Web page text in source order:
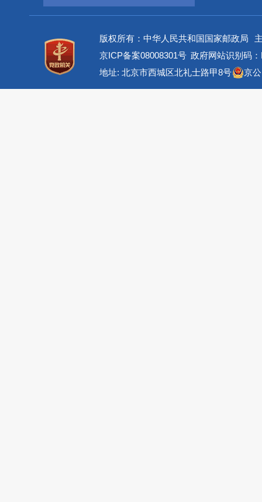
版权所有：中华人民共和国国家邮政局
京ICP备案08008301号 政府网站识别码
地址: 北京市西城区北礼士路甲8号
京